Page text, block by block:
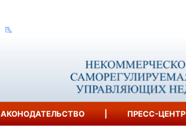
ПРЕСС-ЦЕНТР